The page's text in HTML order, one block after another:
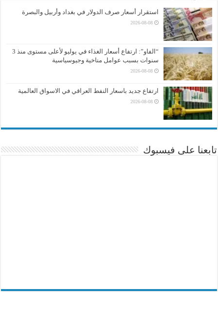
استقرار أسعار صرف الدولار في بغداد وأربيل والبصرة
2026-08-08
“الفاو”: ارتفاع أسعار الغذاء في يوليو لأعلى مستوى منذ 3
سنوات بسبب عوامل مناخية وجيوسياسية
2026-08-08
ارتفاع جديد باسعار النفط العراقي في الاسواق العالمية
2026-08-08
تابعنا على فيسبوك